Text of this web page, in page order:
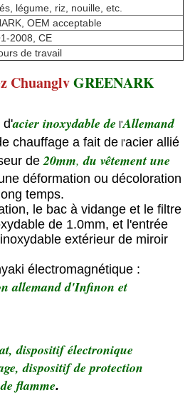
légume, riz, nouille, etc.
OEM acceptable
2008, CE
de travail
ChuanglvGREENARK
d'acier inoxydable de l'Allemand
chauffage a fait de l'acier allié
de20mm,du vêtement une
déformation ou décoloration
temps.
le bac à vidange et le filtre
de 1.0mm, et l'entrée
extérieur de miroir
électromagnétique :
allemand d'Infinon et
dispositif électronique
dispositif de protection
flamme.